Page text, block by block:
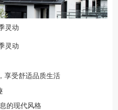
灵动
灵动
享受舒适品质生活
的现代风格